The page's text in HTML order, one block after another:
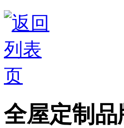
全屋定制